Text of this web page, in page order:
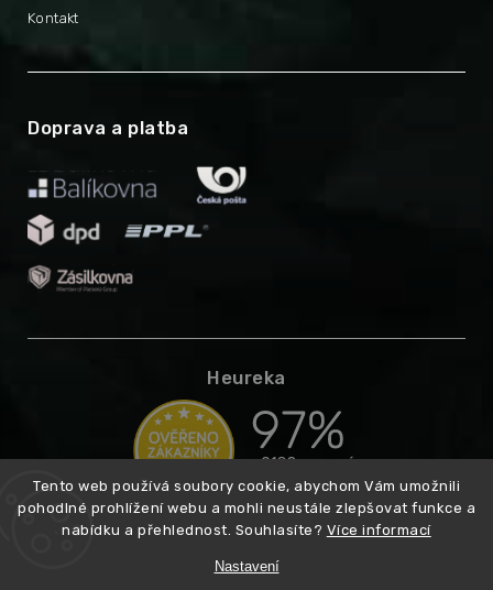
Tento web používá soubory cookie, abychom Vám umožnili
pohodlné prohlížení webu a mohli neustále zlepšovat funkce a
nabídku a přehlednost. Souhlasíte? Více informací
Nastavení
Kontakt
Doprava a platba
Heureka